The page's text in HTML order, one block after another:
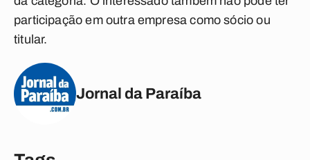
participação em outra empresa como sócio ou
titular.
Jornal da Paraíba